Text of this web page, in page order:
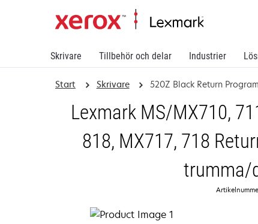
Skrivare Tillbehör och delar Industrier
Start Skrivare 520Z Black Return
Lexmark MS/MX710,
818, MX717, 718
trumma/